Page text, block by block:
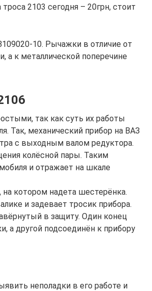
2103 сегодня – 20грн, стоит
10. Рычажки в отличие от
а к металлической поперечине
так как суть их работы
Так, механический прибор на ВАЗ
с выходным валом редуктора.
колёсной пары. Таким
и отражает на шкале
котором надета шестерёнка.
и задевает тросик прибора.
в защиту. Один конец
а другой подсоединён к прибору
неполадки в его работе и